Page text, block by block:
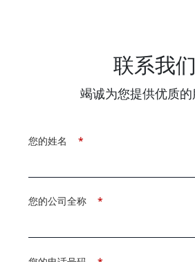
联系我们
竭诚为您提供优质的
*
您的姓名
*
您的公司全称